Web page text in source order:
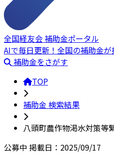
全国経友会 補助金ポータル
AIで毎日更新！全国の補助金が
補助金をさがす
TOP
補助金 検索結果
八頭町農作物渇水対策等
公募中 掲載日：2025/09/17